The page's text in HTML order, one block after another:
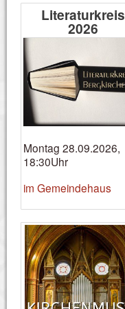
Literaturkreis
2026
Montag 28.09.2026,
18:30Uhr
im Gemeindehaus